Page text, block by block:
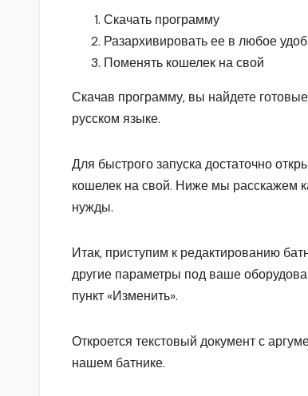
Скачать программу
Разархивировать ее в любое
Поменять кошелек на свой
Скачав программу, вы найдете
русском языке.
Для быстрого запуска достаточно
кошелек на свой. Ниже мы расскажем
нужды.
Итак, приступим к редактированию
другие параметры под ваше
пункт «Изменить».
Откроется текстовый документ с
нашем батнике.